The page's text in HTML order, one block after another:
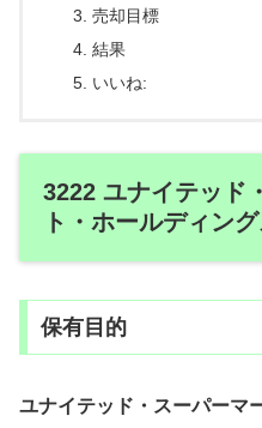
売却目標
結果
いいね:
3222 ユナイテッド
ト・ホールディン
保有目的
ユナイテッド・スーパーマ